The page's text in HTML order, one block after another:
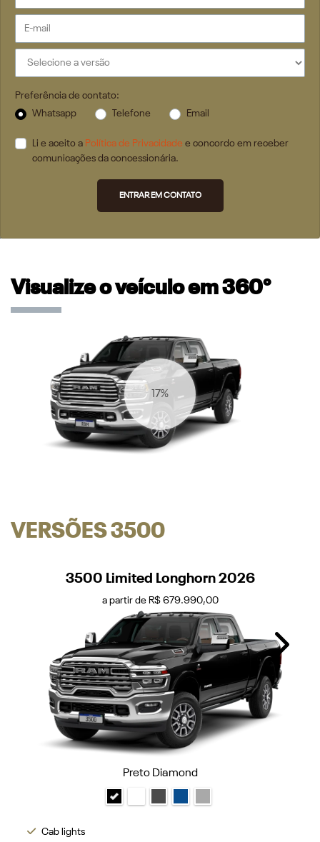
Preferência de contato:
Whatsapp
Telefone Email
Li e aceito a Política de Privacidade e concordo em receber
comunicações da concessionária.
ENTRAR EM CONTATO
Visualize o veículo em 360°
20%
VERSÕES 3500
3500 Limited Longhorn 2026
a partir de R$ 679.990,00
Preto Diamond
Cab lights
Next